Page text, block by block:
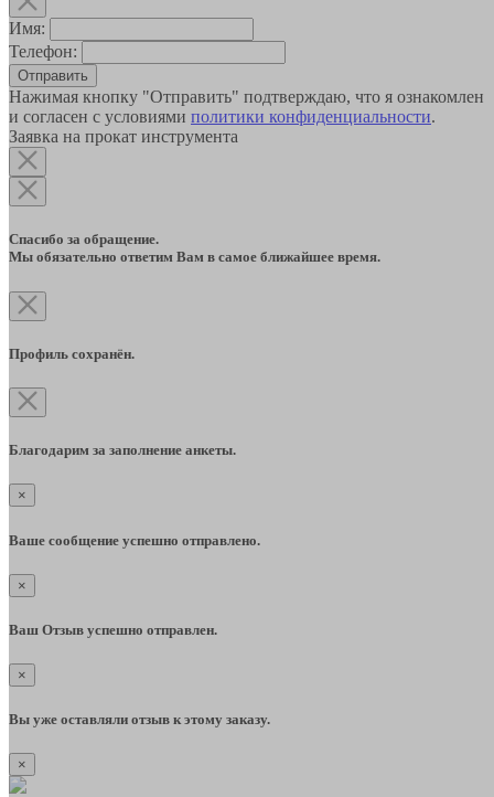
Имя:
Телефон:
Отправить
Нажимая кнопку "Отправить" подтверждаю, что я ознакомлен
и согласен с условиями политики конфиденциальности.
Заявка на прокат инструмента
Спасибо за обращение.
Мы обязательно ответим Вам в самое ближайшее время.
Профиль сохранён.
Благодарим за заполнение анкеты.
×
Ваше сообщение успешно отправлено.
×
Ваш Отзыв успешно отправлен.
×
Вы уже оставляли отзыв к этому заказу.
×